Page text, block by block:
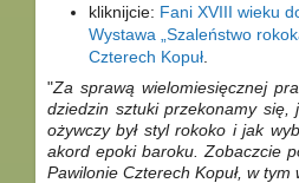
kliknijcie: Fani XVIII wieku
Wystawa „Szaleństwo
Czterech Kopuł
"Za sprawą wielomiesięcznej
dziedzin sztuki przekonamy się,
ożywczy był styl rokoko i jak
akord epoki baroku. Zobaczcie
Pawilonie Czterech Kopuł, w tym